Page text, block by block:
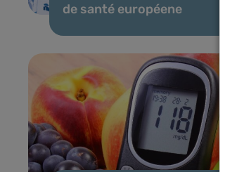
de santé européene